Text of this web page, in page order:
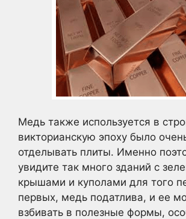
Медь также используется в
викторианскую эпоху было
отделывать плиты. Именно
увидите так много зданий с
крышами и куполами для того
первых, медь податлива, и ее
взбивать в полезные формы,